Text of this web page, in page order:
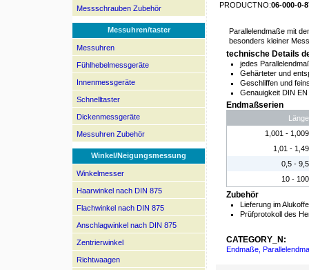
Messschrauben Zubehör
Messuhren/taster
Messuhren
Fühlhebelmessgeräte
Innenmessgeräte
Schnelltaster
Dickenmessgeräte
Messuhren Zubehör
Winkel/Neigungsmessung
Winkelmesser
Haarwinkel nach DIN 875
Flachwinkel nach DIN 875
Anschlagwinkel nach DIN 875
Zentrierwinkel
Richtwaagen
PRODUCTNO:06-000-0-
Parallelendmaße mit
besonders kleiner
technische Details
jedes
Gehärteter und
Geschliffen und
Genauigkeit DIN
Endmaßserien
Länge
1,001 - 1,009
1,01 - 1,49
0,5 - 9,5
10 - 100
Zubehör
Lieferung im
Prüfprotokoll des
CATEGORY_N:
Endmaße,